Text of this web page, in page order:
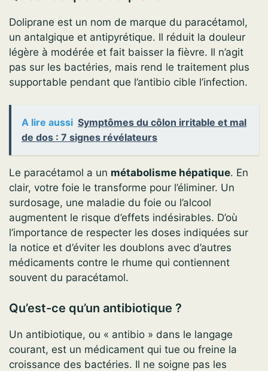
Doliprane est un nom de marque du paracétamol,
un antalgique et antipyrétique. Il réduit la douleur
légère à modérée et fait baisser la fièvre. Il n’agit
pas sur les bactéries, mais rend le traitement plus
supportable pendant que l’antibio cible l’infection.
A lire aussi Symptômes du côlon irritable et mal
de dos : 7 signes révélateurs
Le paracétamol a un métabolisme hépatique. En
clair, votre foie le transforme pour l’éliminer. Un
surdosage, une maladie du foie ou l’alcool
augmentent le risque d’effets indésirables. D’où
l’importance de respecter les doses indiquées sur
la notice et d’éviter les doublons avec d’autres
médicaments contre le rhume qui contiennent
souvent du paracétamol.
Qu’est-ce qu’un antibiotique ?
Un antibiotique, ou « antibio » dans le langage
courant, est un médicament qui tue ou freine la
croissance des bactéries. Il ne soigne pas les